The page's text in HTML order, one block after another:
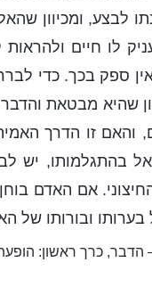
לבצע, ומכיוון
לו חיים
ספק בכך. כדי
שהיא מבטאת
והאם זו הדרך
בהתגלמותו, יש
אם האדם
ובורותו של
הדבר, כרך ראשון: